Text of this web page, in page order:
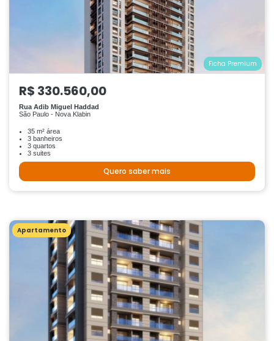
Ficha Premium
R$ 330.560,00
Rua Adib Miguel Haddad
São Paulo - Nova Klabin
35 m² área
3 banheiros
3 quartos
3 suites
Quero saber mais
Apartamento